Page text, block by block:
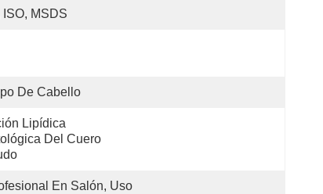
ISO, MSDS
De Cabello
Lipídica
Del Cuero
En Salón, Uso